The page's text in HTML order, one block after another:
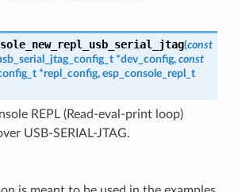
(const
*dev_config, const
*repl_config, esp_console_repl_t
REPL (Read-eval-print loop)
USB-SERIAL-JTAG.